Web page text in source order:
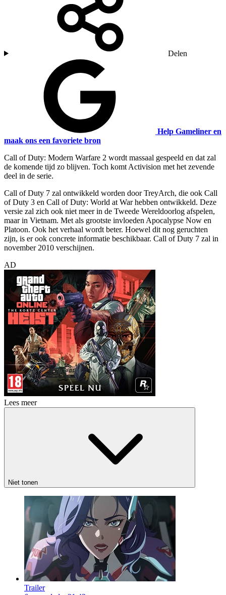
Delen
Help Gameliner en
maak ons een favoriete bron
Call of Duty: Modern Warfare 2 wordt massaal gespeeld en dat zal
de komende tijd zo blijven. Toch komt Activision met het zevende
deel in de serie.
Call of Duty 7 zal ontwikkeld worden door TreyArch, die ook Call
of Duty 3 en Call of Duty: World at War hebben ontwikkeld. Deze
versie zal zich ook niet meer in de Tweede Wereldoorlog afspelen,
maar in Vietnam. Met als grootste invloeden Apocalypse Now en
Platoon. Ook het verhaal wordt beter. Hoewel dit nog geruchten
zijn, is er ook concrete informatie beschikbaar. Call of Duty 7 zal in
november 2010 verschijnen.
AD
Lees meer
Niet tonen
Trailer